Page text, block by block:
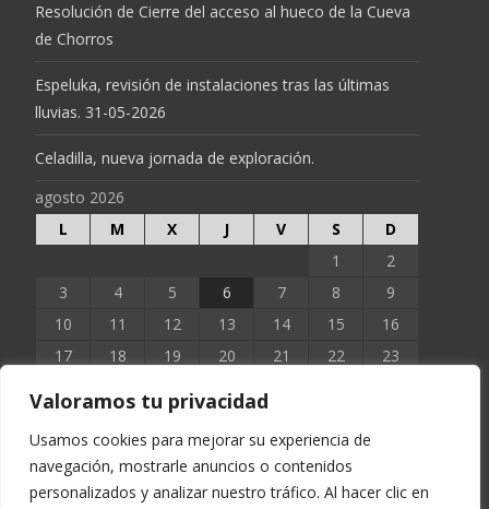
Valoramos tu privacidad
Usamos cookies para mejorar su experiencia de
navegación, mostrarle anuncios o contenidos
personalizados y analizar nuestro tráfico. Al hacer clic en
Resolución de Cierre del acceso al hueco de la Cueva
de Chorros
Espeluka, revisión de instalaciones tras las últimas
lluvias. 31-05-2026
Celadilla, nueva jornada de exploración.
agosto 2026
L
M X J V S
D
1
2
3
4 5 6 7 8
9
10
11 12 13 14 15
16
17
18 19 20 21 22
23
« Jun